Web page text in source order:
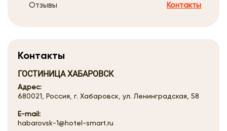
Отзывы Контакты
Контакты
ГОСТИНИЦА ХАБАРОВСК
Адрес:
680021, Россия, г. Хабаровск, ул. Ленинградская, 58
E-mail:
habarovsk-1@hotel-smart.ru